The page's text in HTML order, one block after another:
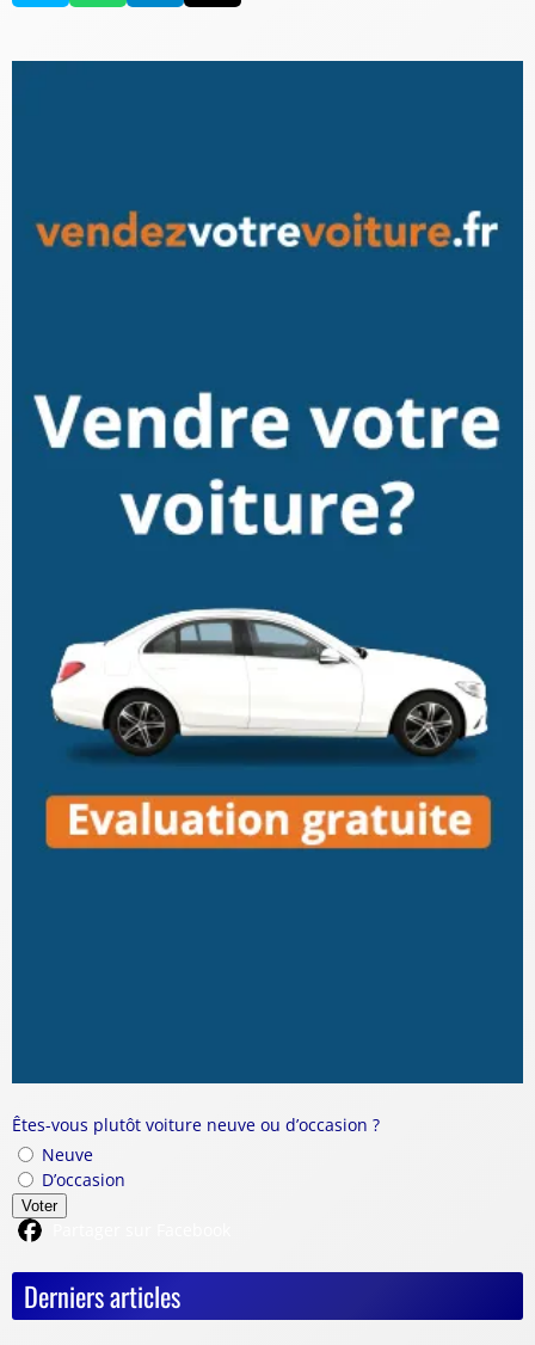
Êtes-vous plutôt voiture neuve ou d’occasion ?
Neuve
D’occasion
Voter
Derniers articles